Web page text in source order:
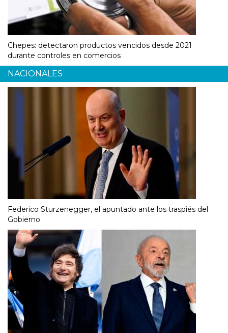
Chepes: detectaron productos vencidos desde 2021
durante controles en comercios
NACIONALES
Federico Sturzenegger, el apuntado ante los traspiés del
Gobierno